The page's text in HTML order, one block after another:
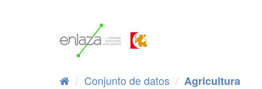
Conjunto de datos Agricultura